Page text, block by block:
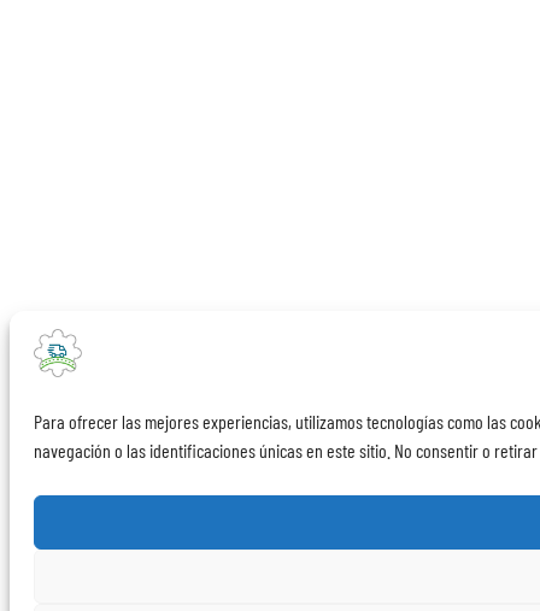
Para ofrecer las mejores experiencias, utilizamos tecnologías como las
navegación o las identificaciones únicas en este sitio. No consentir o